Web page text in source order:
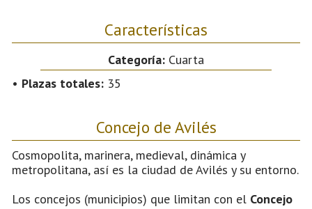
Características
Categoría: Cuarta
• Plazas totales: 35
Concejo de Avilés
Cosmopolita, marinera, medieval, dinámica y
metropolitana, así es la ciudad de Avilés y su entorno.
Los concejos (municipios) que limitan con el Concejo